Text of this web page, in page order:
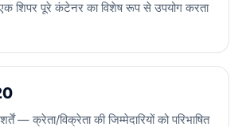
एक शिपर पूरे कंटेनर का विशेष रूप से उपयोग करता
शर्तें — क्रेता/विक्रेता की जिम्मेदारियों को परिभाषित